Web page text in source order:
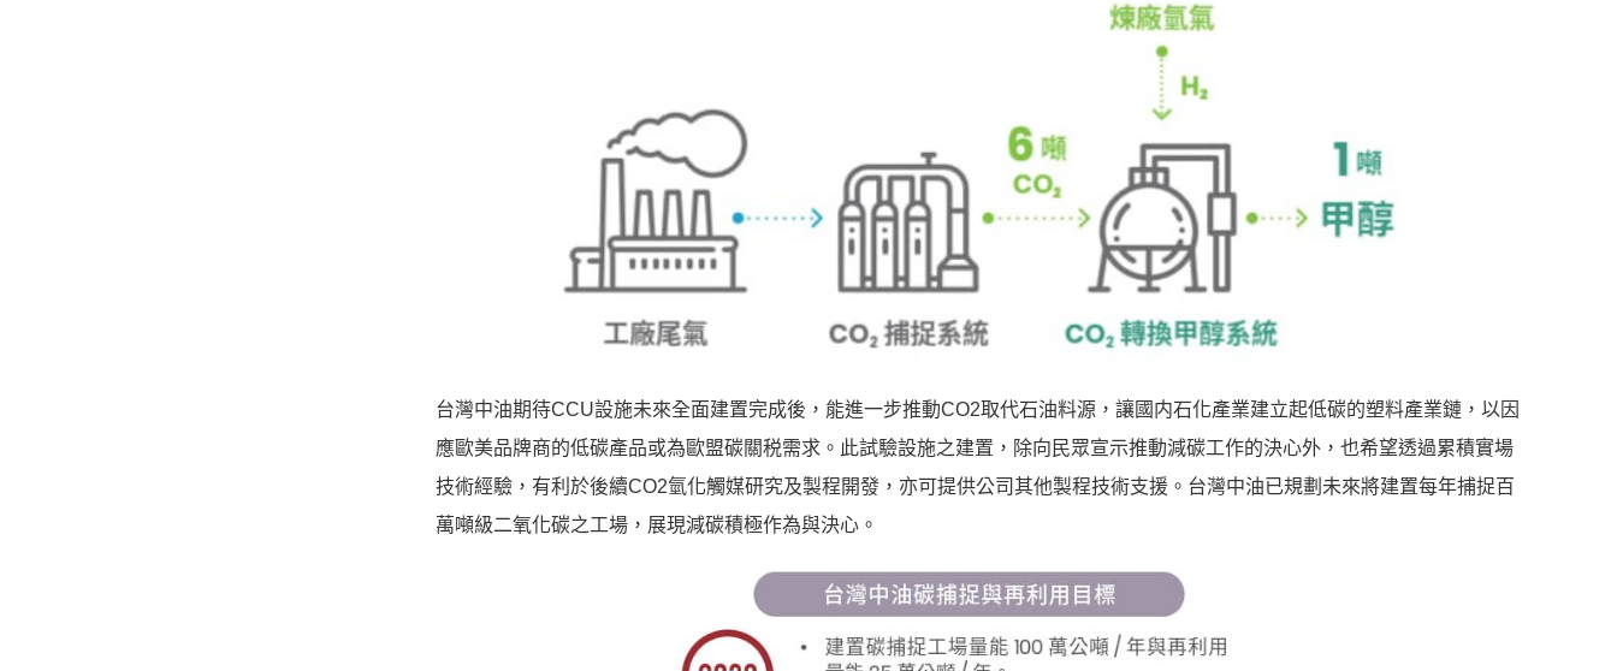
台灣中油期待CCU設施未來全面建置完成後，能進一步推動CO2取代石油料源，讓國内石化產業建立起低碳的塑料產業鏈，以因
應歐美品牌商的低碳產品或為歐盟碳關税需求。此試驗設施之建置，除向民眾宣示推動減碳工作的決心外，也希望透過累積實場
技術經驗，有利於後續CO2氫化觸媒研究及製程開發，亦可提供公司其他製程技術支援。台灣中油已規劃未來將建置每年捕捉百
萬噸級二氧化碳之工場，展現減碳積極作為與決心。